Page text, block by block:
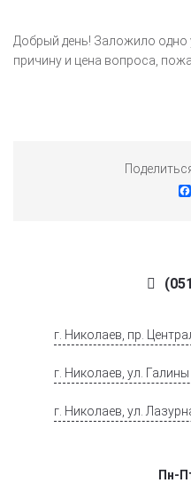
Добрый день! Заложило
причину и цена вопроса,
г. Николаев, пр.
г. Николаев, ул.
г. Николаев, ул.
Пн-